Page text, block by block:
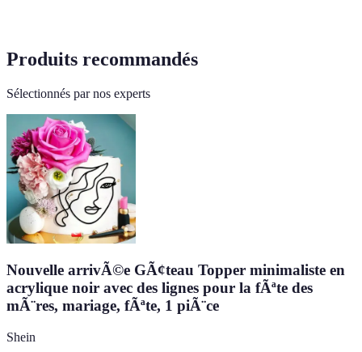
Produits recommandés
Sélectionnés par nos experts
Nouvelle arrivÃ©e GÃ¢teau Topper minimaliste en
acrylique noir avec des lignes pour la fÃªte des
mÃ¨res, mariage, fÃªte, 1 piÃ¨ce
Shein